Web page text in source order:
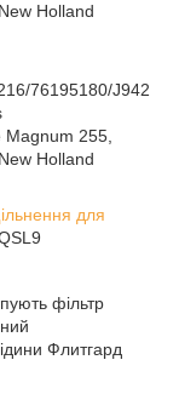
Holland
76195180/J942
Magnum 255,
Holland
для
фільтр
Флитгард